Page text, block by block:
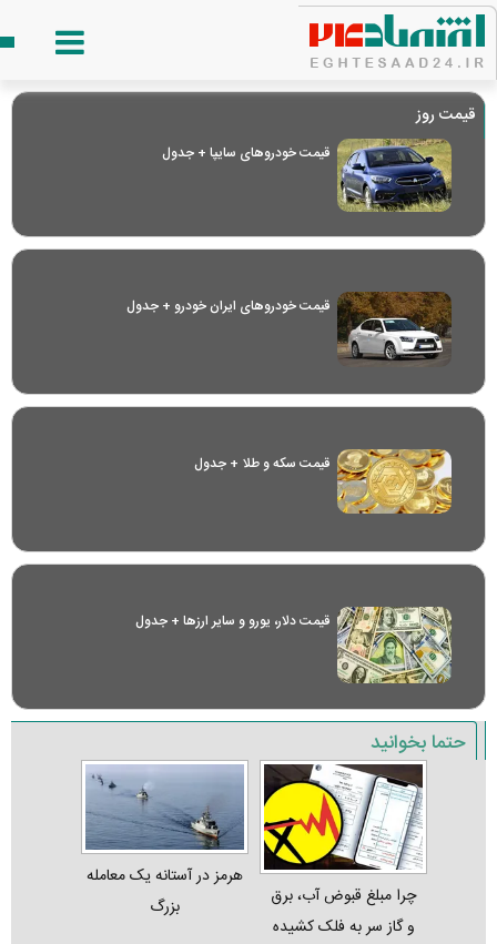
قیمت روز
قیمت خودرو‌های سایپا + جدول
قیمت خودرو‌های ایران خودرو + جدول
قیمت سکه و طلا + جدول
قیمت دلار، یورو و سایر ارز‌ها + جدول
حتما بخوانید
چرا مبلغ قبوض آب، برق
و گاز سر به فلک کشیده
هرمز در آستانه یک معامله
بزرگ